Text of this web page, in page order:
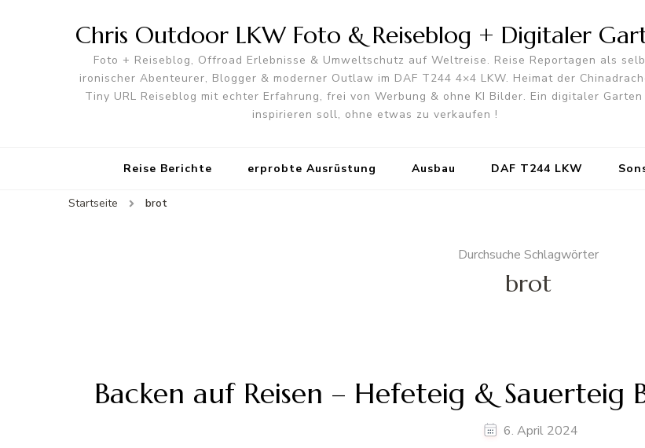
Chris Outdoor LKW Foto & Reiseblog + Digitaler
Foto + Reiseblog, Offroad Erlebnisse & Umweltschutz auf Weltreise. Reise Reportagen als
ironischer Abenteurer, Blogger & moderner Outlaw im DAF T244 4×4 LKW. Heimat der
Tiny URL Reiseblog mit echter Erfahrung, frei von Werbung & ohne KI Bilder. Ein digitaler
inspirieren soll, ohne etwas zu verkaufen !
Reise Berichte erprobte Ausrüstung Ausbau DAF T244 LKW
Startseite brot
Durchsuche Schlagwörter
brot
Backen auf Reisen – Hefeteig &
6. April 2024